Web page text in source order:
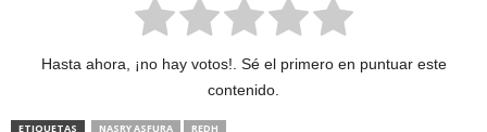
Hasta ahora, ¡no hay votos!. Sé el primero en puntuar este
contenido.
ETIQUETAS NASRY ASFURA REDH